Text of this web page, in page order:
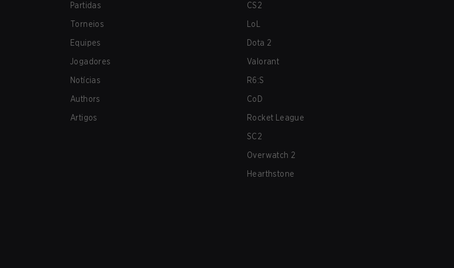
Partidas
Torneios
Equipes
Jogadores
Notícias
Authors
Artigos
CS2
LoL
Dota 2
Valorant
R6:S
CoD
Rocket League
SC2
Overwatch 2
Hearthstone